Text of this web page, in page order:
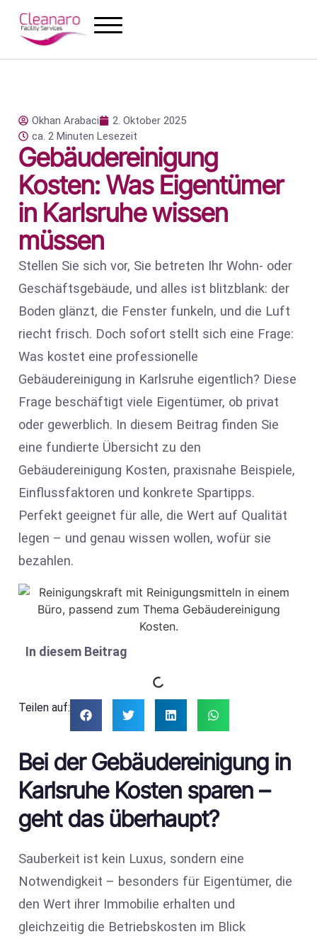
Okhan Arabaci
2. Oktober 2025
ca. 2 Minuten Lesezeit
Gebäudereinigung
Kosten: Was Eigentümer
in Karlsruhe wissen
müssen
Stellen Sie sich vor, Sie betreten Ihr Wohn- oder
Geschäftsgebäude, und alles ist blitzblank: der
Boden glänzt, die Fenster funkeln, und die Luft
riecht frisch. Doch sofort stellt sich eine Frage:
Was kostet eine professionelle
Gebäudereinigung in Karlsruhe eigentlich? Diese
Frage beschäftigt viele Eigentümer, ob privat
oder gewerblich. In diesem Beitrag finden Sie
eine fundierte Übersicht zu den
Gebäudereinigung Kosten, praxisnahe Beispiele,
Einflussfaktoren und konkrete Spartipps.
Perfekt geeignet für alle, die Wert auf Qualität
legen – und genau wissen wollen, wofür sie
bezahlen.
In diesem Beitrag
Teilen auf:
Bei der Gebäudereinigung in
Karlsruhe Kosten sparen –
geht das überhaupt?
Sauberkeit ist kein Luxus, sondern eine
Notwendigkeit – besonders für Eigentümer, die
den Wert ihrer Immobilie erhalten und
gleichzeitig die Betriebskosten im Blick